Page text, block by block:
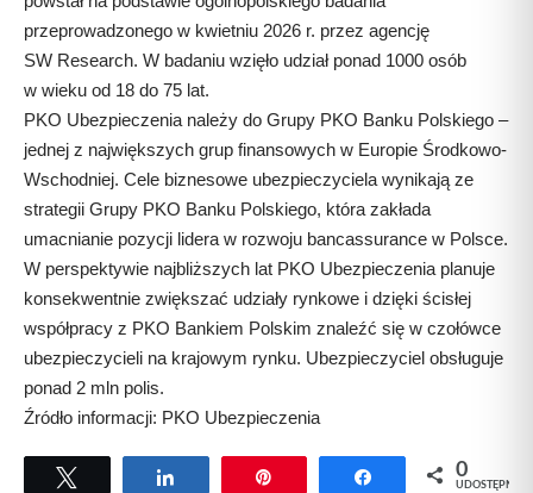
przeprowadzonego w kwietniu 2026 r. przez agencję
SW Research. W badaniu wzięło udział ponad 1000 osób
w wieku od 18 do 75 lat.
PKO Ubezpieczenia należy do Grupy PKO Banku Polskiego –
jednej z największych grup finansowych w Europie Środkowo-
Wschodniej. Cele biznesowe ubezpieczyciela wynikają ze
strategii Grupy PKO Banku Polskiego, która zakłada
umacnianie pozycji lidera w rozwoju bancassurance w Polsce.
W perspektywie najbliższych lat PKO Ubezpieczenia planuje
konsekwentnie zwiększać udziały rynkowe i dzięki ścisłej
współpracy z PKO Bankiem Polskim znaleźć się w czołówce
ubezpieczycieli na krajowym rynku. Ubezpieczyciel obsługuje
ponad 2 mln polis.
Źródło informacji: PKO Ubezpieczenia
Udostępnij Udostępnij
0
UDOSTĘPNIEŃ